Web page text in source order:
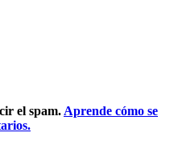
el spam. Aprende cómo se